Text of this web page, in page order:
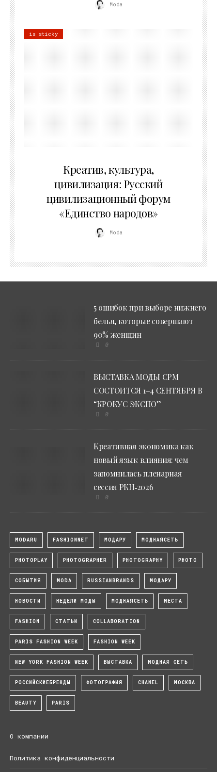
Moda
is sticky
Креатив, культура,
цивилизация: Русский
цивилизационный форум
«Единство народов»
Moda
5 ошибок при выборе нижнего
белья, которые совершают
90% женщин
0
ВЫСТАВКА МОДЫ CPM
СОСТОИТСЯ 1–4 СЕНТЯБРЯ В
“КРОКУС ЭКСПО”
0
Креативная экономика как
новый язык влияния: чем
запомнилась пленарная
сессия РКН‑2026
0
MODARU FASHIONNET МОДАРУ МОДНАЯСЕТЬ
PHOTOPLAY PHOTOGRAPHER PHOTOGRAPHY PHOTO
СОБЫТИЯ MODA RUSSIANBRANDS МОДАРУ
НОВОСТИ НЕДЕЛИ МОДЫ МОДНАЯСЕТЬ МЕСТА
FASHION СТАТЬИ COLLABORATION
PARIS FASHION WEEK FASHION WEEK
NEW YORK FASHION WEEK ВЫСТАВКА МОДНАЯ СЕТЬ
РОССИЙСКИЕБРЕНДЫ ФОТОГРАФИЯ CHANEL МОСКВА
BEAUTY PARIS
О компании
Политика конфиденциальности